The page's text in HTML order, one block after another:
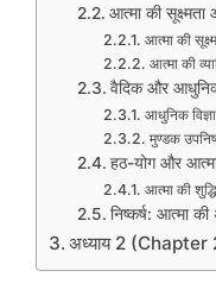
आत्मा की सूक्ष्मता
आत्मा की
आत्मा की
वैदिक और
आधुनिक
मुण्डक
हठ-योग और
आत्मा की
निष्कर्ष: आत्मा
अध्याय 2 (Chapter